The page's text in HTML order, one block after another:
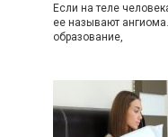
Если на теле
ее называют
образование,